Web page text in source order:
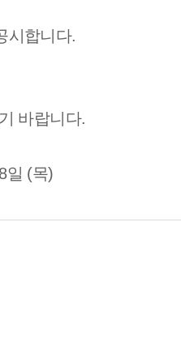
시합니다.
바랍니다.
일 (목)